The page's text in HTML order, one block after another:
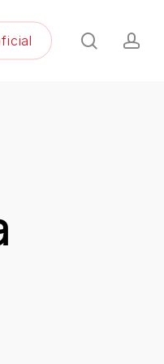
search